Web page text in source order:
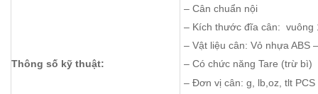
Thông số kỹ thuật:
– Cân chuẩn nội
– Kích thước đĩa cân: vuông
– Vật liệu cân: Vỏ nhựa ABS
– Có chức năng Tare (trừ bì)
– Đơn vị cân: g, lb,oz, tlt PCS